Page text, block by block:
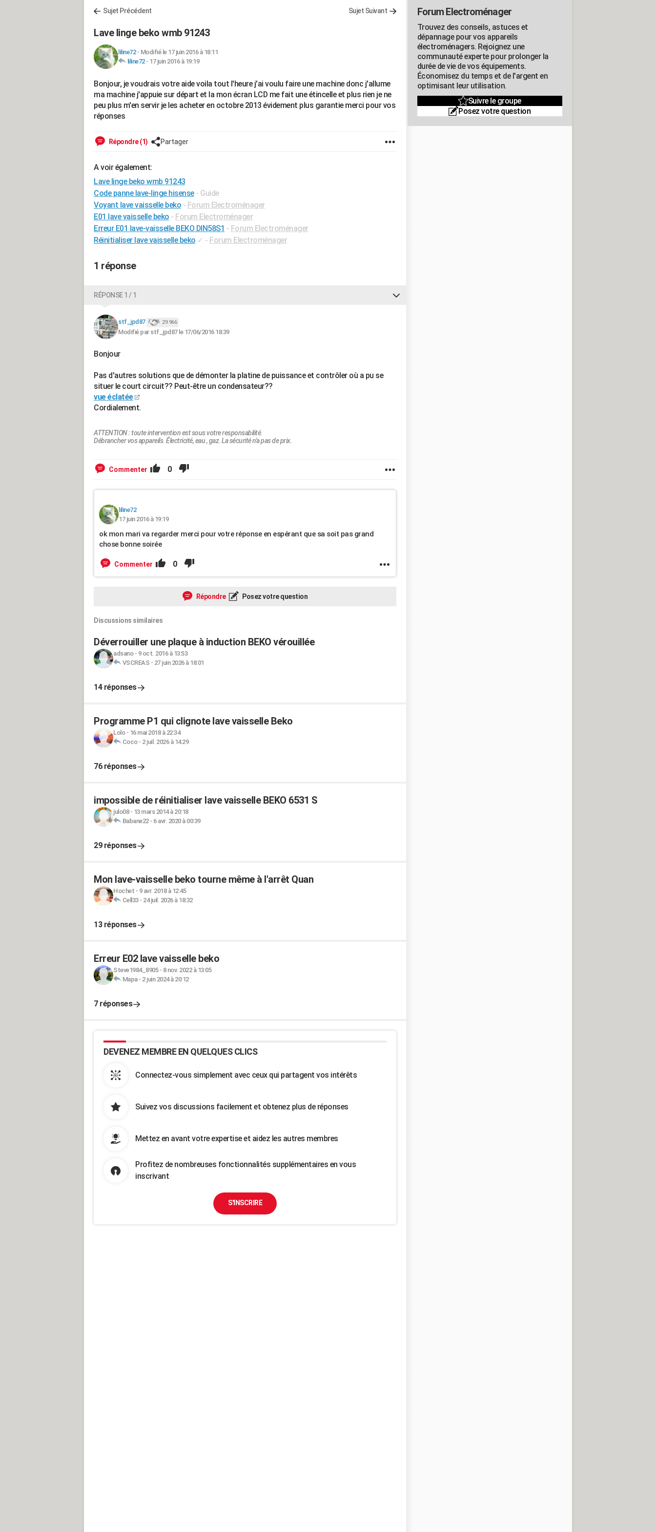
Sujet Précédent Sujet Suivant
Lave linge beko wmb 91243
liline72- Modifié le 17 juin 2016 à 18:11
liline72- 17 juin 2016 à 19:19
Bonjour, je voudrais votre aide voila tout l'heure j'ai voulu faire une machine donc j'allume
ma machine j'appuie sur départ et la mon écran LCD me fait une étincelle et plus rien je ne
peu plus m'en servir je les acheter en octobre 2013 évidement plus garantie merci pour vos
réponses
Répondre (1) Partager
A voir également:
Lave linge beko wmb 91243
Code panne lave-linge hisense - Guide
Voyant lave vaisselle beko - Forum Electroménager
E01 lave vaisselle beko - Forum Electroménager
Erreur E01 lave-vaisselle BEKO DIN58S1 - Forum Electroménager
Réinitialiser lave vaisselle beko ✓ - Forum Electroménager
1 réponse
RÉPONSE 1 / 1
stf_jpd87 29 966
Modifié par stf_jpd87 le 17/06/2016 18:39
Bonjour
Pas d'autres solutions que de démonter la platine de puissance et contrôler où a pu se
situer le court circuit?? Peut-être un condensateur??
vue éclatée
Cordialement.
ATTENTION : toute intervention est sous votre responsabilité.
Débrancher vos appareils. Électricité, eau , gaz. La sécurité n'a pas de prix.
Commenter 0
liline72
17 juin 2016 à 19:19
ok mon mari va regarder merci pour votre réponse en espérant que sa soit pas grand
chose bonne soirée
Commenter 0
Répondre Posez votre question
Discussions similaires
Déverrouiller une plaque à induction BEKO vérouillée
adsano- 9 oct. 2016 à 13:53
VSCREAS - 27 juin 2026 à 18:01
14 réponses
Programme P1 qui clignote lave vaisselle Beko
Lolo- 16 mai 2018 à 22:34
Coco- 2 juil. 2026 à 14:29
76 réponses
impossible de réinitialiser lave vaisselle BEKO 6531 S
julo08- 13 mars 2014 à 20:18
Babane22- 6 avr. 2020 à 00:39
29 réponses
Mon lave-vaisselle beko tourne même à l'arrêt Quan
Hochet - 9 avr. 2018 à 12:45
Cell33- 24 juil. 2026 à 18:32
13 réponses
Erreur E02 lave vaisselle beko
Steve1984_8905- 8 nov. 2022 à 13:05
Mapa- 2 juin 2024 à 20:12
7 réponses
DEVENEZ MEMBRE EN QUELQUES CLICS
Connectez-vous simplement avec ceux qui partagent vos intérêts
Suivez vos discussions facilement et obtenez plus de réponses
Mettez en avant votre expertise et aidez les autres membres
Profitez de nombreuses fonctionnalités supplémentaires en vous
inscrivant
S'INSCRIRE
Forum Electroménager
Trouvez des conseils, astuces et
dépannage pour vos appareils
électroménagers. Rejoignez une
communauté experte pour prolonger la
durée de vie de vos équipements.
Économisez du temps et de l'argent en
optimisant leur utilisation.
Suivre le groupe
Posez votre question